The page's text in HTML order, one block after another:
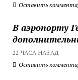
Оставить
В аэропорту
22 ЧАСА НАЗАД
Оставить